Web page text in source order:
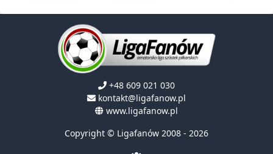
+48 609 021 030
kontakt@ligafanow.pl
www.ligafanow.pl
Copyright © Ligafanów 2008 - 2026